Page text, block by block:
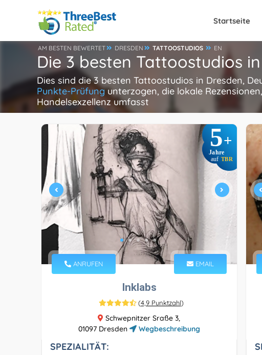
Startseite
AM BESTEN BEWERTET DRESDEN TATTOOSTUDIOS EN
Die 3 besten Tattoostudios
Dies sind die 3 besten Tattoostudios in Dresden,
Punkte-Prüfungunterzogen, die lokale
Handelsexzellenz umfasst
5+
Jahre
auf TBR
ANRUFEN EMAIL
Inklabs
(4,9 Punktzahl)
Schwepnitzer Sraße 3,
01097 Dresden
Wegbeschreibung
SPEZIALITÄT: